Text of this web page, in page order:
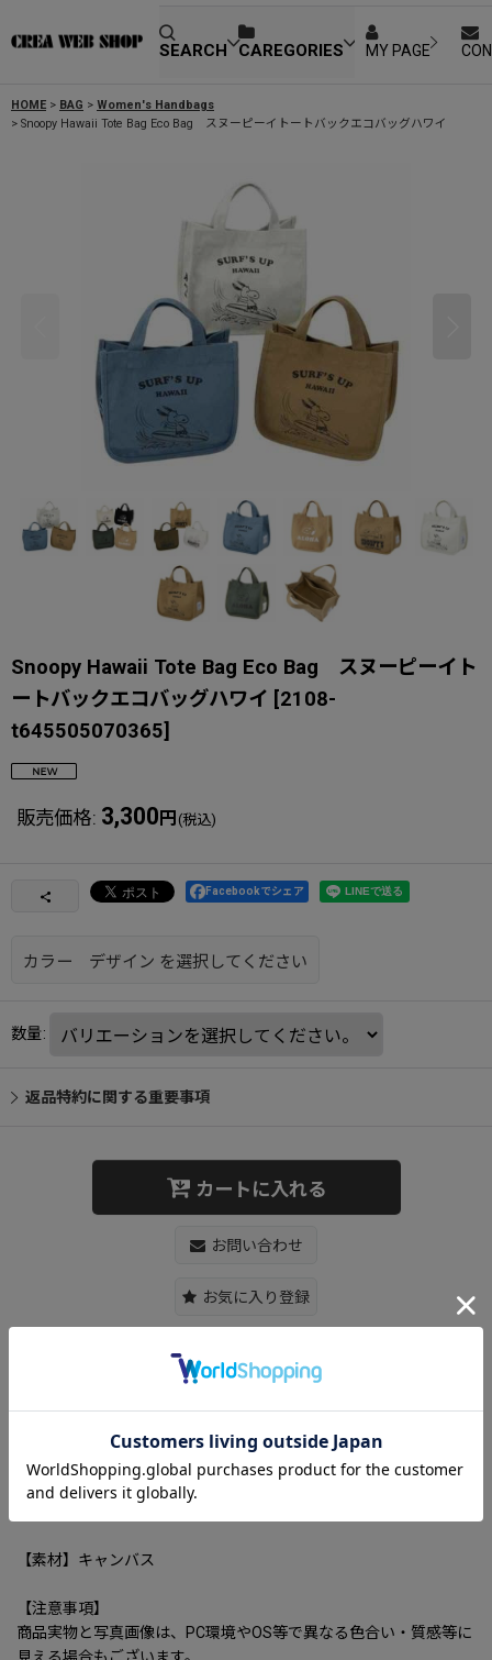
SEARCH CAREGORIES MY PAGE
HOME > BAG > Women's Handbags
> Snoopy Hawaii Tote Bag Eco Bag スヌーピーイトートバックエコバッグハワイ
Snoopy Hawaii Tote Bag Eco Bag スヌーピーイト
ートバックエコバッグハワイ [2108-
t645505070365]
販売価格: 3,300 円 (税込)
Facebookでシェア
カラー デザイン を選択してください
数量:
返品特約に関する重要事項
カートに入れる
お問い合わせ
お気に入り登録
バッグハワイ
【サイズ】
25*23*14CM
【素材】キャンバス
【注意事項】
商品実物と写真画像は、PC環境やOS等で異なる色合い・質感等に